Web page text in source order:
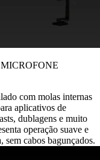
com molas internas
aplicativos de
dublagens e muito
operação suave e
sem cabos bagunçados.